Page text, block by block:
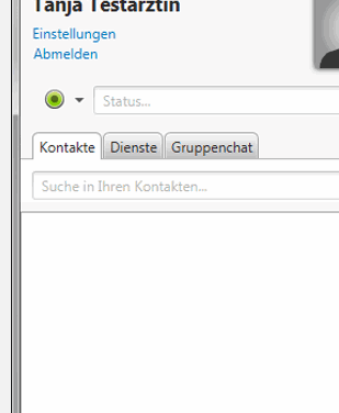
Gruppenchat
Die
Kontextmenüs